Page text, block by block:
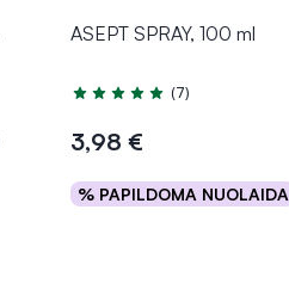
ASEPT SPRAY, 100 ml
Įvertinimas 5.0 iš 5
(7)
3,98 €
% PAPILDOMA NUOLAIDA
Į krepšelį